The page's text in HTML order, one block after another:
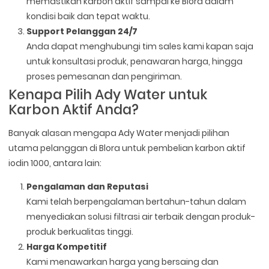
kondisi baik dan tepat waktu.
Support Pelanggan 24/7
Anda dapat menghubungi tim sales kami kapan saja
untuk konsultasi produk, penawaran harga, hingga
proses pemesanan dan pengiriman.
Kenapa Pilih Ady Water untuk
Karbon Aktif Anda?
Banyak alasan mengapa Ady Water menjadi pilihan
utama pelanggan di Blora untuk pembelian karbon aktif
iodin 1000, antara lain:
Pengalaman dan Reputasi
Kami telah berpengalaman bertahun-tahun dalam
menyediakan solusi filtrasi air terbaik dengan produk-
produk berkualitas tinggi.
Harga Kompetitif
Kami menawarkan harga yang bersaing dan